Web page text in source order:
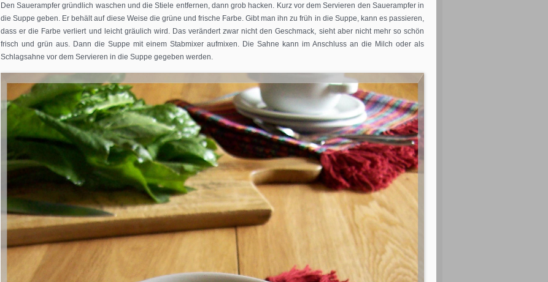
Den Sauerampfer gründlich waschen und die Stiele entfernen, dann grob hacken. Kurz vor dem Servieren den Sauerampfer in
die Suppe geben. Er behält auf diese Weise die grüne und frische Farbe. Gibt man ihn zu früh in die Suppe, kann es passieren,
dass er die Farbe verliert und leicht gräulich wird. Das verändert zwar nicht den Geschmack, sieht aber nicht mehr so schön
frisch und grün aus. Dann die Suppe mit einem Stabmixer aufmixen. Die Sahne kann im Anschluss an die Milch oder als
Schlagsahne vor dem Servieren in die Suppe gegeben werden.